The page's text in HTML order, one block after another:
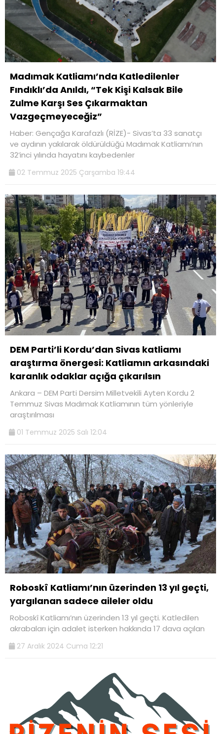
Madımak Katliamı’nda Katledilenler
Fındıklı’da Anıldı, “Tek Kişi Kalsak Bile
Zulme Karşı Ses Çıkarmaktan
Vazgeçmeyeceğiz”
Haber: Gençağa Karafazlı (RİZE)- Sivas’ta 33 sanatçı
ve aydının yakılarak öldürüldüğü Madımak Katliamı’nın
32’inci yılında hayatını kaybedenler
02 Temmuz 2025 Çarşamba 19:44
DEM Parti’li Kordu’dan Sivas katliamı
araştırma önergesi: Katliamın arkasındaki
karanlık odaklar açığa çıkarılsın
Ankara – DEM Parti Dersim Milletvekili Ayten Kordu 2
Temmuz Sivas Madımak Katliamının tüm yönleriyle
araştırılması
01 Temmuz 2025 Salı 12:04
Roboskî Katliamı’nın üzerinden 13 yıl geçti,
yargılanan sadece aileler oldu
Roboskî Katliamı’nın üzerinden 13 yıl geçti. Katledilen
akrabaları için adalet isterken hakkında 17 dava açılan
27 Aralık 2024 Cuma 12:21